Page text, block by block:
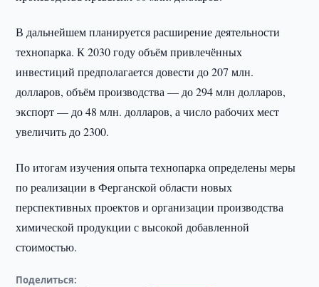
В дальнейшем планируется расширение деятельности
технопарка. К 2030 году объём привлечённых
инвестиций предполагается довести до 207 млн.
долларов, объём производства — до 294 млн долларов,
экспорт — до 48 млн. долларов, а число рабочих мест
увеличить до 2300.
По итогам изучения опыта технопарка определены меры
по реализации в Ферганской области новых
перспективных проектов и организации производства
химической продукции с высокой добавленной
стоимостью.
Поделиться: